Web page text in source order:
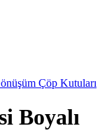
Çöp Kutuları
Boyalı